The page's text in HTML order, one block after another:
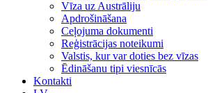
Vīza uz Austrāliju
Apdrošināšana
Ceļojuma dokumenti
Reģistrācijas noteikumi
Valstis, kur var doties bez vīzas
Ēdināšanu tipi viesnīcās
Kontakti